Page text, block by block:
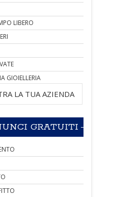
LIBERO
GIOIELLERIA
LA TUA AZIENDA
GRATUITI